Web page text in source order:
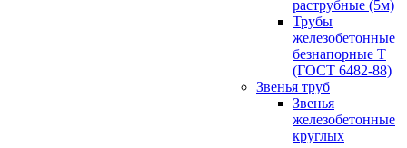
раструбные (5м)
Трубы
железобетонные
безнапорные Т
(ГОСТ 6482-88)
Звенья труб
Звенья
железобетонные
круглых